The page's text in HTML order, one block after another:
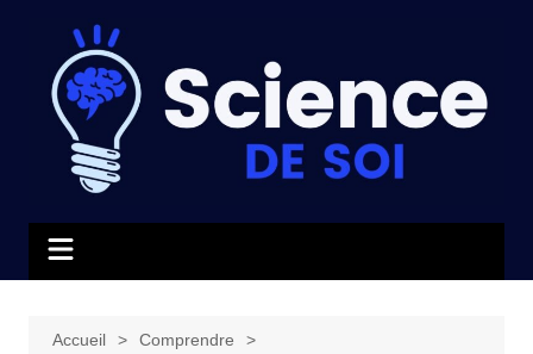
contenu
Accueil
Comprendre